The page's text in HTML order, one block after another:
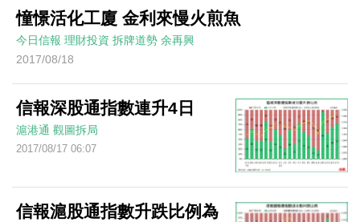
憧憬活化工廈 金利來慢火煎魚
今日信報 理財投資 拆牌道勢 余再興
2017/08/18
信報深股通指數連升4日
滬港通 觀圖拆局
2017/08/17 06:07
信報滬股通指數升跌比例為